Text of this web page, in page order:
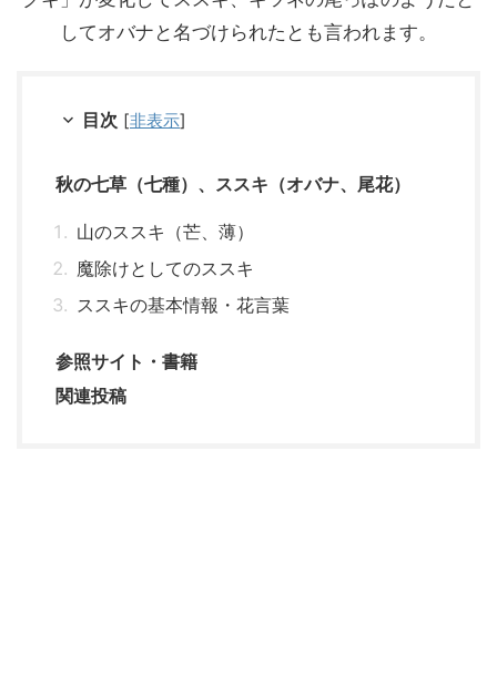
してオバナと名づけられたとも言われます。
目次 [非表示]
秋の七草（七種）、ススキ（オバナ、尾花）
山のススキ（芒、薄）
魔除けとしてのススキ
ススキの基本情報・花言葉
参照サイト・書籍
関連投稿